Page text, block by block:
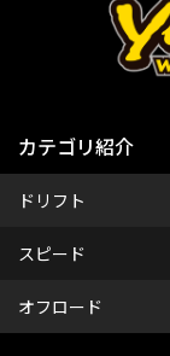
カテゴリ紹介
ドリフト
スピード
オフロード